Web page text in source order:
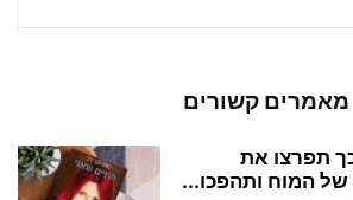
מאמרים קשורים
תפרצו את
המוח ותהפכו...